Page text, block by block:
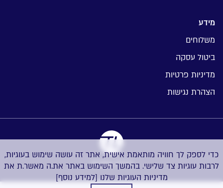
כדי לספק לך חוויה מותאמת אישית, אתר זה עושה שימוש בעוגיות,
לרבות עוגיות צד שלישי. בהמשך השימוש באתר את.ה מאשר.ת את
מדיניות העוגיות שלנו [למידע נוסף]
מידע
משלוחים
ביטול עסקה
מדיניות פרטיות
הצהרת נגישות
בניית אתרים